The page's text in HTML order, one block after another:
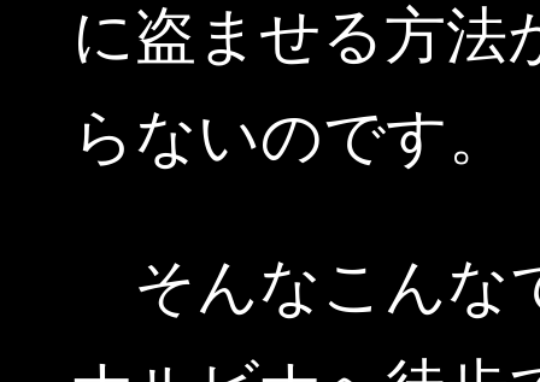
に盗ませる方法
らないのです。
そんなこんな